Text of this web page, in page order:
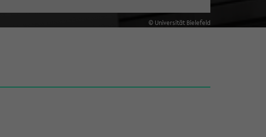
© Universität Bielefeld